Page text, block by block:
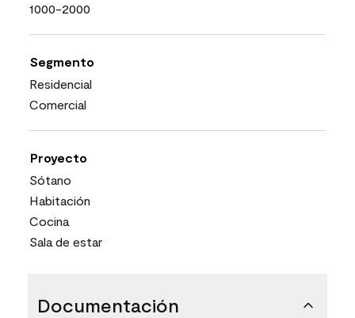
1000-2000
Segmento
Residencial
Comercial
Proyecto
Sótano
Habitación
Cocina
Sala de estar
Documentación